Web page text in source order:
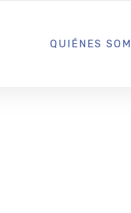
DIGITAL IBIZA ·
QUIÉNES